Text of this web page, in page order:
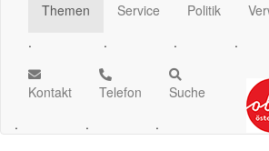
Themen
.
Service
.
Politik
.
.
Kontakt
.
Telefon
.
Suche
.